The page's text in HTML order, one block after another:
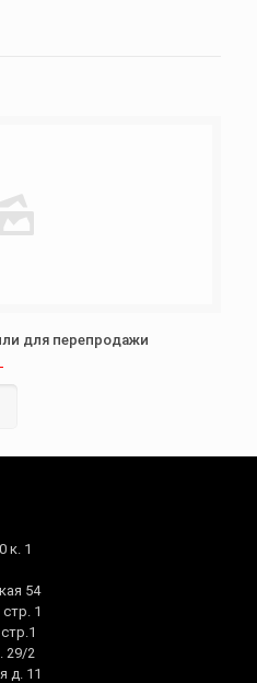
для перепродажи
к. 1
54
1
29/2
д. 11